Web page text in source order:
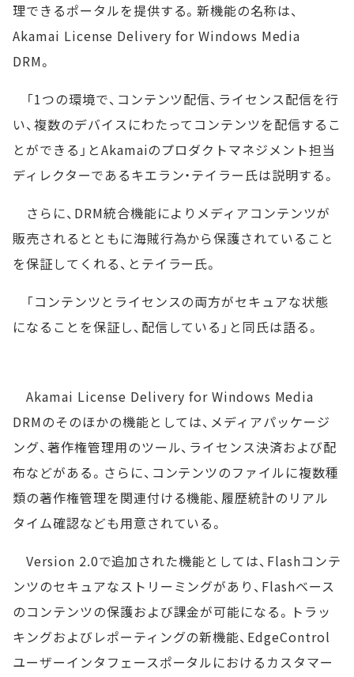
理できるポータルを提供する。新機能の名称は、
Akamai License Delivery for Windows Media
DRM。
「1つの環境で、コンテンツ配信、ライセンス配信を行
い、複数のデバイスにわたってコンテンツを配信するこ
とができる」とAkamaiのプロダクトマネジメント担当
ディレクターであるキエラン・テイラー氏は説明する。
さらに、DRM統合機能によりメディアコンテンツが
販売されるとともに海賊行為から保護されていること
を保証してくれる、とテイラー氏。
「コンテンツとライセンスの両方がセキュアな状態
になることを保証し、配信している」と同氏は語る。
Akamai License Delivery for Windows Media
DRMのそのほかの機能としては、メディアパッケージ
ング、著作権管理用のツール、ライセンス決済および配
布などがある。さらに、コンテンツのファイルに複数種
類の著作権管理を関連付ける機能、履歴統計のリアル
タイム確認なども用意されている。
Version 2.0で追加された機能としては、Flashコンテ
ンツのセキュアなストリーミングがあり、Flashベース
のコンテンツの保護および課金が可能になる。トラッ
キングおよびレポーティングの新機能、EdgeControl
ユーザーインタフェースポータルにおけるカスタマー